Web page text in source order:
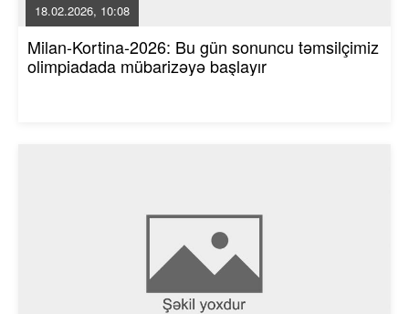
18.02.2026, 10:08
Milan-Kortina-2026: Bu gün sonuncu təmsilçimiz
olimpiadada mübarizəyə başlayır